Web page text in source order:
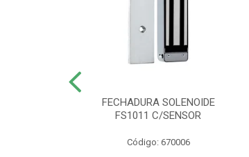
FECHADURA SOLENOIDE
FS1011 C/SENSOR
Código: 670006